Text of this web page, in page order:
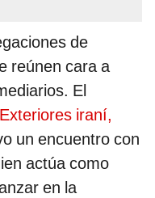
de
reúnen cara a
El
iraní,
un encuentro con
actúa como
en la